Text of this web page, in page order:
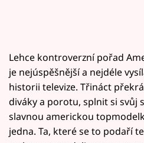
Lehce kontroverzní pořad
je nejúspěšnější a nejdéle
historii televize. Třináct
diváky a porotu, splnit si svůj
slavnou americkou
jedna. Ta, které se to podaří